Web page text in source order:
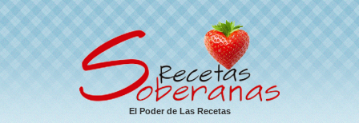
El Poder de Las Recetas